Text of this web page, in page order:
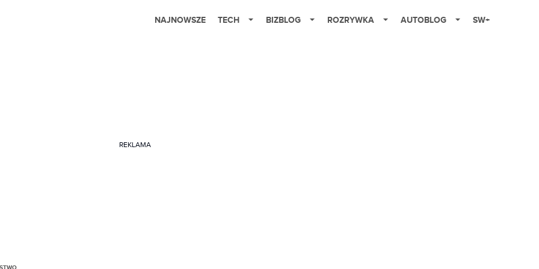
NAJNOWSZE TECH BIZBLOG ROZRYWKA AUTOBLOG SW+
REKLAMA